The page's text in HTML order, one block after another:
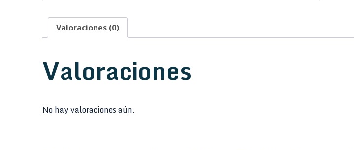
Valoraciones (0)
Valoraciones
No hay valoraciones aún.